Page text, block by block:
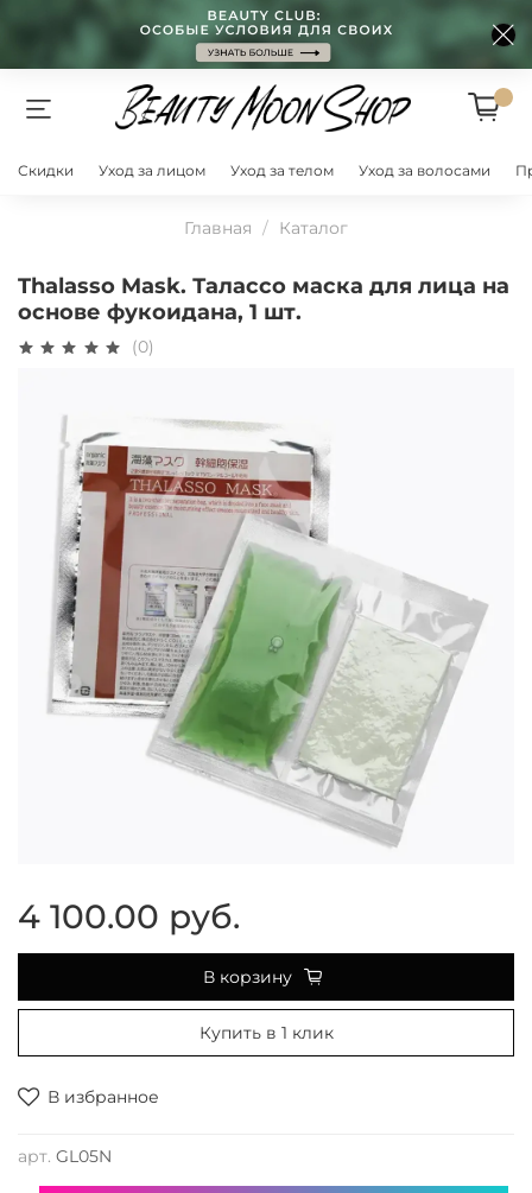
Скидки Уход за лицом Уход за телом Уход за волосами
Главная Каталог
Thalasso Mask. Талассо маска для лица на
основе фукоидана, 1 шт.
(0)
В избранное
арт. GL05N
4 100.00 руб.
В корзину
Купить в 1 клик